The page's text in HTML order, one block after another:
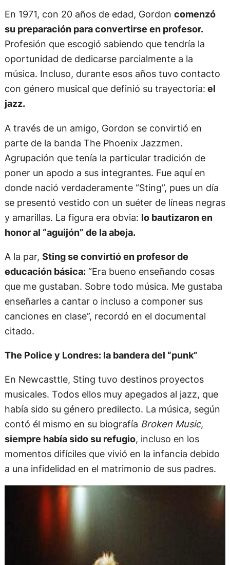
En 1971, con 20 años de edad, Gordon comenzó
su preparación para convertirse en profesor.
Profesión que escogió sabiendo que tendría la
oportunidad de dedicarse parcialmente a la
música. Incluso, durante esos años tuvo contacto
con género musical que definió su trayectoria: el
jazz.
A través de un amigo, Gordon se convirtió en
parte de la banda The Phoenix Jazzmen.
Agrupación que tenía la particular tradición de
poner un apodo a sus integrantes. Fue aquí en
donde nació verdaderamente “Sting”, pues un día
se presentó vestido con un suéter de líneas negras
y amarillas. La figura era obvia: lo bautizaron en
honor al “aguijón” de la abeja.
A la par, Sting se convirtió en profesor de
educación básica:“Era bueno enseñando cosas
que me gustaban. Sobre todo música. Me gustaba
enseñarles a cantar o incluso a componer sus
canciones en clase”, recordó en el documental
citado.
The Police y Londres: la bandera del “punk”
En Newcasttle, Sting tuvo destinos proyectos
musicales. Todos ellos muy apegados al jazz, que
había sido su género predilecto. La música, según
contó él mismo en su biografía Broken Music,
siempre había sido su refugio, incluso en los
momentos difíciles que vivió en la infancia debido
a una infidelidad en el matrimonio de sus padres.